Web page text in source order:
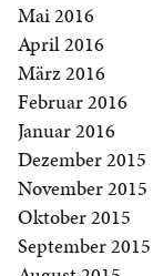
Mai 2016
April 2016
März 2016
Februar 2016
Januar 2016
Dezember 2015
November 2015
Oktober 2015
September 2015